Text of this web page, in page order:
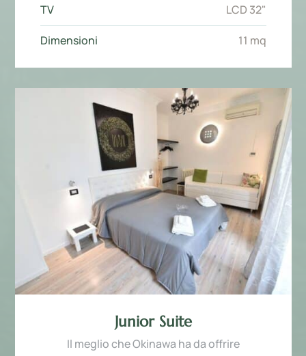
TV LCD 32"
Dimensioni 11 mq
Junior Suite
Il meglio che Okinawa ha da offrire